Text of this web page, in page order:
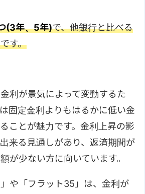
(3年、5年)で、他銀行と比べる
す。
利が景気によって変動するた
固定金利よりもはるかに低い金
ことが魅力です。金利上昇の影
来る見通しがあり、返済期間が
が少ない方に向いています。
や「フラット35」は、金利が